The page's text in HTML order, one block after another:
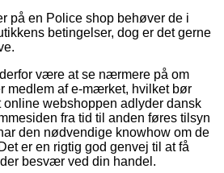
på en Police shop behøver de i
betingelser, dog er det gerne
være at se nærmere på om
medlem af e-mærket, hvilket bør
webshoppen adlyder dansk
fra tid til anden føres tilsyn
den nødvendige knowhow om de
er en rigtig god genvej til at få
besvær ved din handel.